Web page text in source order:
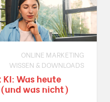
ONLINE MARKETING
WISSEN & DOWNLOADS
Was heute
was nicht)